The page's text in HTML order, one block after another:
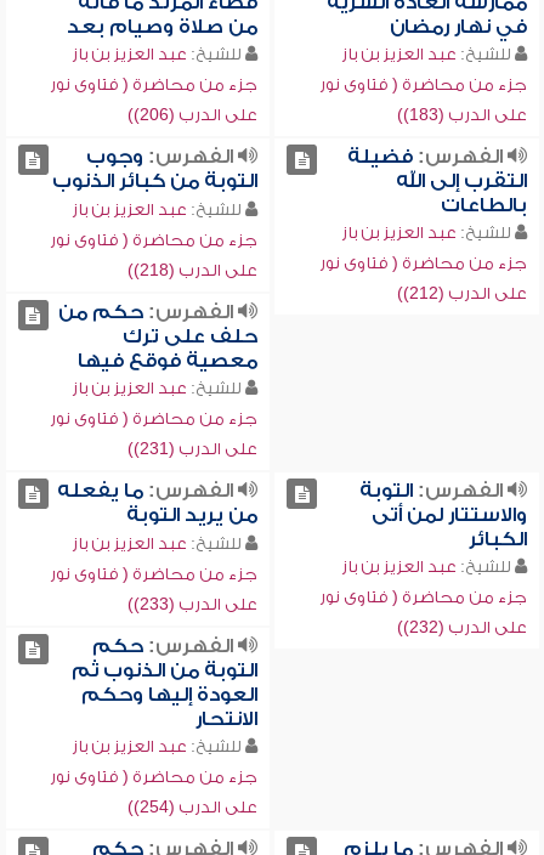
في نهار رمضان
للشيخ: عبد العزيز بن باز
جزء من محاضرة ( فتاوى نور
على الدرب (183))
من صلاة وصيام بعد
للشيخ: عبد العزيز بن باز
جزء من محاضرة ( فتاوى نور
على الدرب (206))
الفهرس:فضيلة
التقرب إلى الله
بالطاعات
للشيخ: عبد العزيز بن باز
جزء من محاضرة ( فتاوى نور
على الدرب (212))
الفهرس: وجوب
التوبة من كبائر الذنوب
للشيخ: عبد العزيز بن باز
جزء من محاضرة ( فتاوى نور
على الدرب (218))
الفهرس:حكم من
حلف على ترك
معصية فوقع فيها
للشيخ: عبد العزيز بن باز
جزء من محاضرة ( فتاوى نور
على الدرب (231))
الفهرس:التوبة
والاستتار لمن أتى
الكبائر
للشيخ: عبد العزيز بن باز
جزء من محاضرة ( فتاوى نور
على الدرب (232))
الفهرس:ما يفعله
من يريد التوبة
للشيخ: عبد العزيز بن باز
جزء من محاضرة ( فتاوى نور
على الدرب (233))
الفهرس:حكم
التوبة من الذنوب ثم
العودة إليها وحكم
الانتحار
للشيخ: عبد العزيز بن باز
جزء من محاضرة ( فتاوى نور
على الدرب (254))
الفهرس:ما يلزم
الفهرس:حكم